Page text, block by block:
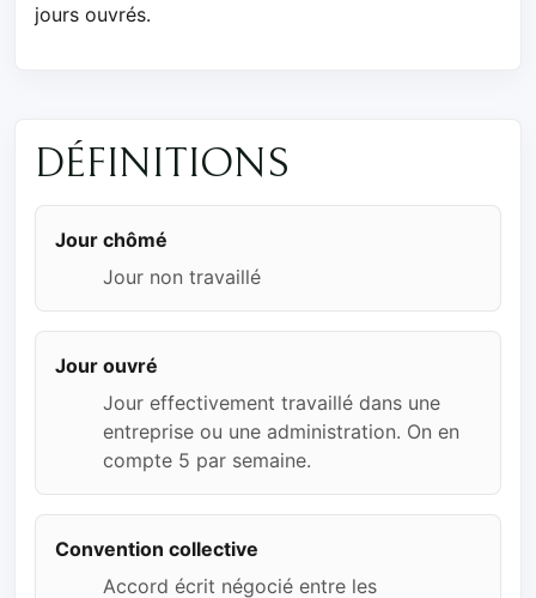
jours ouvrés.
DÉFINITIONS
Jour chômé
Jour non travaillé
Jour ouvré
Jour effectivement travaillé dans une
entreprise ou une administration. On en
compte 5 par semaine.
Convention collective
Accord écrit négocié entre les